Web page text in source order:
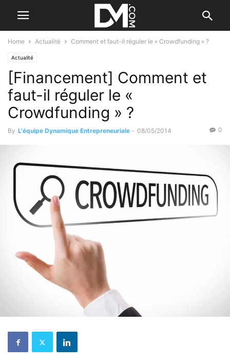
Home Actualité Comment et faut-il réguler le « Crowdfunding » ?
Actualité
[Financement] Comment et
faut-il réguler le «
Crowdfunding » ?
By L'équipe Dynamique Entrepreneuriale - 08/05/2014 0